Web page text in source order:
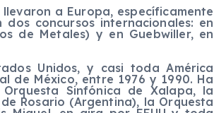
a Europa, específicamente
concursos internacionales: en
de Metales) y en Guebwiller, en
Unidos, y casi toda América
de México, entre 1976 y 1990. Ha
Sinfónica de Xalapa, la
Rosario (Argentina), la Orquesta